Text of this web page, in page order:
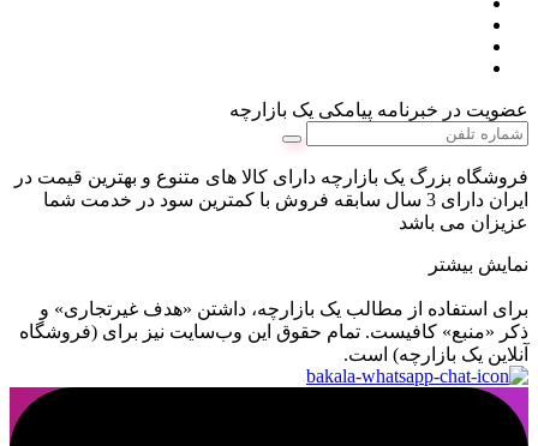
عضویت در خبرنامه پیامکی یک بازارچه
فروشگاه بزرگ یک بازارچه دارای کالا های متنوع و بهترین قیمت در
ایران دارای 3 سال سابقه فروش با کمترین سود در خدمت شما
عزیزان می باشد
نمایش بیشتر
برای استفاده از مطالب یک بازارچه، داشتن «هدف غیرتجاری» و
ذکر «منبع» کافیست. تمام حقوق اين وب‌سايت نیز برای (فروشگاه
آنلاین یک بازارچه) است.